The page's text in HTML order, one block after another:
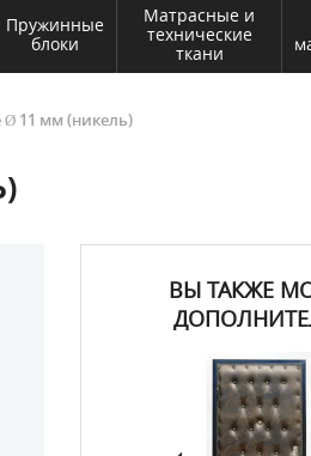
Пружинные
блоки
Матрасные и
технические
ткани
Ø 11 мм (никель)
ВЫ ТАКЖЕ